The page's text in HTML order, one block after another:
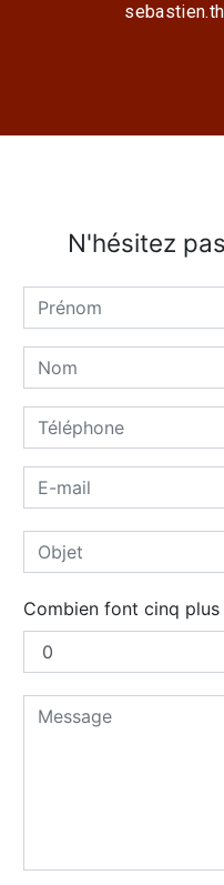
N'hésitez
Combien font cinq plus